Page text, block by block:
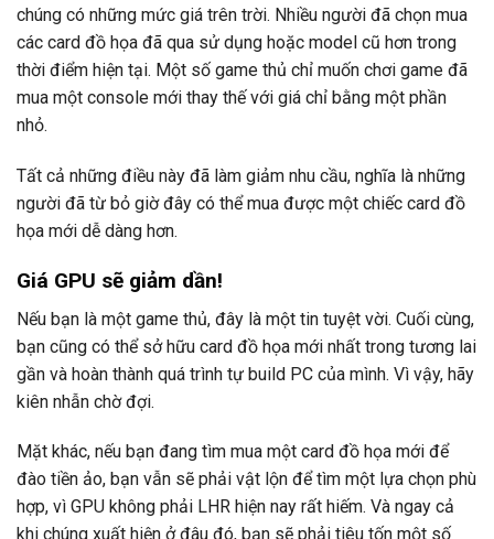
chúng có những mức giá trên trời. Nhiều người đã chọn mua
các card đồ họa đã qua sử dụng hoặc model cũ hơn trong
thời điểm hiện tại. Một số game thủ chỉ muốn chơi game đã
mua một console mới thay thế với giá chỉ bằng một phần
nhỏ.
Tất cả những điều này đã làm giảm nhu cầu, nghĩa là những
người đã từ bỏ giờ đây có thể mua được một chiếc card đồ
họa mới dễ dàng hơn.
Giá GPU sẽ giảm dần!
Nếu bạn là một game thủ, đây là một tin tuyệt vời. Cuối cùng,
bạn cũng có thể sở hữu card đồ họa mới nhất trong tương lai
gần và hoàn thành quá trình tự build PC của mình. Vì vậy, hãy
kiên nhẫn chờ đợi.
Mặt khác, nếu bạn đang tìm mua một card đồ họa mới để
đào tiền ảo, bạn vẫn sẽ phải vật lộn để tìm một lựa chọn phù
hợp, vì GPU không phải LHR hiện nay rất hiếm. Và ngay cả
khi chúng xuất hiện ở đâu đó, bạn sẽ phải tiêu tốn một số